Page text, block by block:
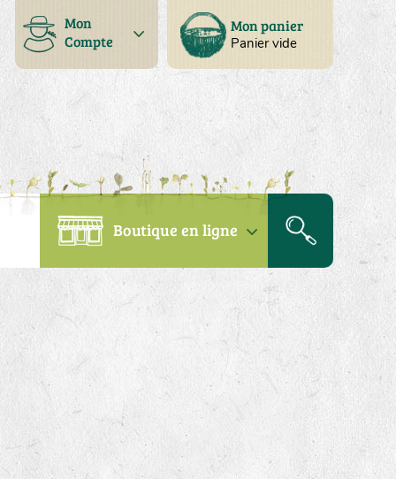
Mon panier
Panier vide
Mon
Compte
Boutique en ligne